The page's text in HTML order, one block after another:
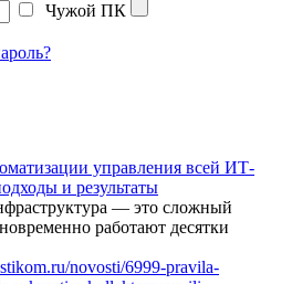
Чужой ПК
управления всей ИТ-
и результаты
— это сложный
работают десятки